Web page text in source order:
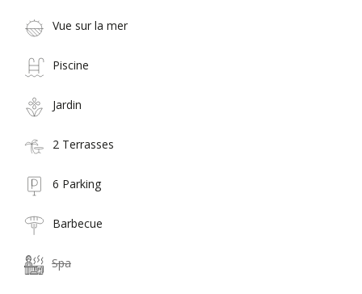
Vue sur la mer
Piscine
Jardin
2 Terrasses
6 Parking
Barbecue
Spa